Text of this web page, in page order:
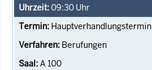
09:30 Uhr
Hauptverhandlungstermin
Berufungen
A 100